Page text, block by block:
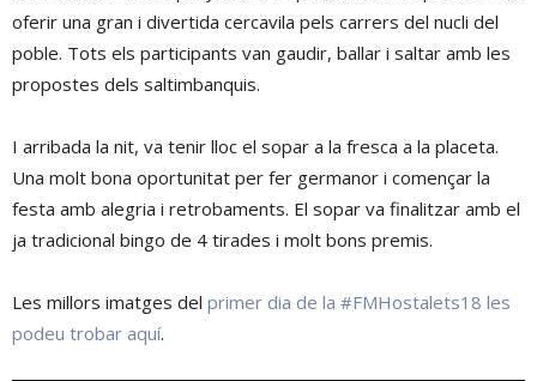
oferir una gran i divertida cercavila pels carrers del nucli del
poble. Tots els participants van gaudir, ballar i saltar amb les
propostes dels saltimbanquis.
I arribada la nit, va tenir lloc el sopar a la fresca a la placeta.
Una molt bona oportunitat per fer germanor i començar la
festa amb alegria i retrobaments. El sopar va finalitzar amb el
ja tradicional bingo de 4 tirades i molt bons premis.
Les millors imatges del primer dia de la #FMHostalets18 les
podeu trobar aquí.